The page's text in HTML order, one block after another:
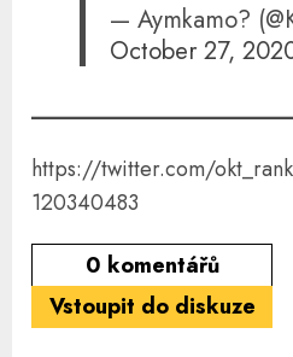
— Aymkamo?
October 27,
https://twitter.com/
120340483
0 komentářů
Vstoupit do diskuze